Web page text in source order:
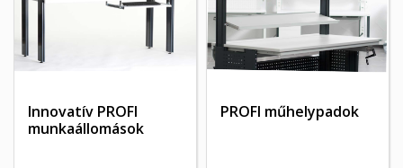
Innovatív PROFI
munkaállomások
PROFI műhelypadok